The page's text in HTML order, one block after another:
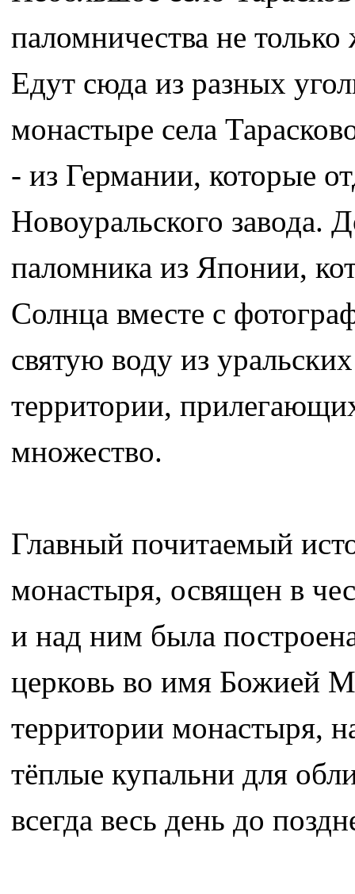
паломничества не
Едут сюда из разных
монастыре села
- из Германии, которые
Новоуральского завода.
паломника из Японии,
Солнца вместе с
святую воду из
территории,
множество.
Главный почитаемый
монастыря, освящен в
и над ним была
церковь во имя Божией
территории монастыря,
тёплые купальни для
всегда весь день до